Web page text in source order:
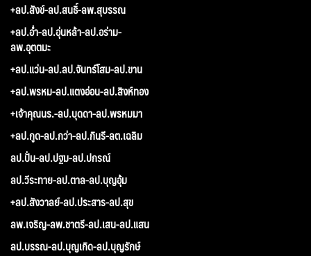
+ลป.สังข์-ลป.สนธิ์-ลพ.สุบรรณ
+ลป.อ่ำ-ลป.อุ่นหล้า-ลป.อร่าม-
ลพ.อุตตมะ
+ลป.แว่น-ลป.ลป.จันทร์โสม-ลป.ขาน
+ลป.พรหม-ลป.แตงอ่อน-ลป.สิงห์ทอง
+เจ้าคุณนร.-ลป.บุดดา-ลป.พรหมมา
+ลป.กูด-ลป.กว่า-ลป.กินรี-ลต.เฉลิม
ลป.ปั่น-ลป.ปฐม-ลป.ปกรณ์
ลป.วีระทาย-ลป.ตาล-ลป.บุญอุ้ม
+ลป.สังวาลย์-ลป.ประสาร-ลป.สุข
ลพ.เจริญ-ลพ.ชาตรี-ลป.เสน-ลป.แสน
ลป.บรรณ-ลป.บุญเกิด-ลป.บุญรักษ์